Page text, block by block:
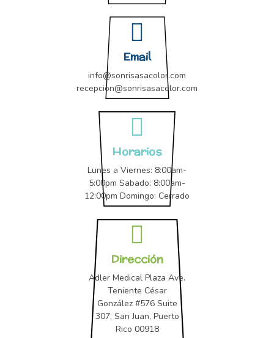
Email
info@sonrisasacolor.com
recepcion@sonrisasacolor.com
Horarios
Lunes a Viernes: 8:00am-
5:00pm Sabado: 8:00am-
12:00pm Domingo: Cerrado
Dirección
Adler Medical Plaza Ave.
Teniente César
González #576 Suite
307, San Juan, Puerto
Rico 00918